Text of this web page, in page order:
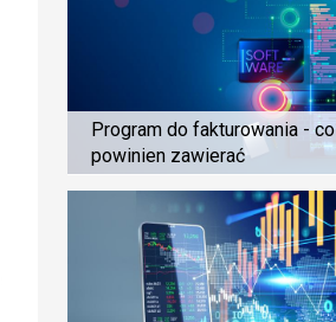
Program do fakturowania - co
powinien zawierać